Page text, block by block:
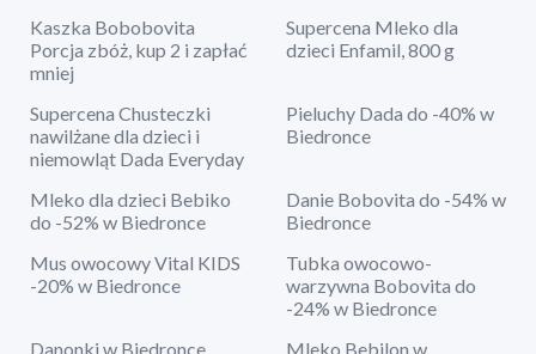
Kaszka Bobobovita
Porcja zbóż, kup 2 i zapłać
mniej
Supercena Mleko dla
dzieci Enfamil, 800 g
Supercena Chusteczki
nawilżane dla dzieci i
niemowląt Dada Everyday
Pieluchy Dada do -40% w
Biedronce
Mleko dla dzieci Bebiko
do -52% w Biedronce
Danie Bobovita do -54% w
Biedronce
Mus owocowy Vital KIDS
-20% w Biedronce
Tubka owocowo-
warzywna Bobovita do
-24% w Biedronce
Danonki w Biedronce
Mleko Bebilon w